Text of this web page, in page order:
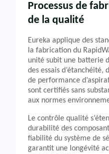
Processus de
de la qualité
Eureka applique des
la fabrication du
unité subit une batterie
des essais d’étanchéité,
de performance
sont certifiés sans
aux normes
Le contrôle qualité
durabilité des
fiabilité du système de
garantit une longévité